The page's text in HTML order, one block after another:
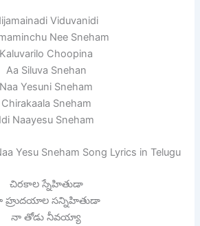
Viduvanidi
Nee Sneham
Kaluvarilo Choopina
Aa Siluva Snehan
Naa Yesuni Sneham
Chirakaala Sneham
Idi Naayesu Sneham
Yesu Sneham Song Lyrics in Telugu
చిరకాల స్నేహితుడా
హ్రుదయాల సన్నిహితుడా
నా తోడు నీవయ్యా